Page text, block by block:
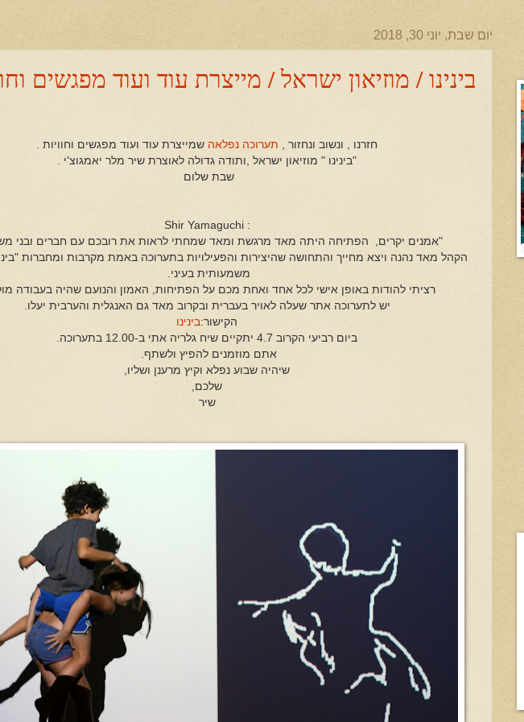
יום שבת, יוני 30, 2018
בינינו / מוזיאון ישראל / מייצרת עוד ועוד מפגשים
חזרנו , ונשוב ונחזור , תערוכה נפלאה שמייצרת עוד ועוד מפגשים וחוויות .
"בינינו " מוזיאון ישראל ,ותודה גדולה לאוצרת שיר מלר יאמגוצ'י .
שבת שלום
: Shir Yamaguchi‏
"אמנים יקרים, הפתיחה היתה מאד מרגשת ומאד שמחתי לראות את רובכם עם חברים ובני
הקהל מאד נהנה ויצא מחייך והתחושה שהיצירות והפעילויות בתערוכה באמת מקרבות ומחברות
משמעותית בעיני.
רציתי להודות באופן אישי לכל אחד ואחת מכם על הפתיחות, האמון והנועם שהיה בעבודה
יש לתערוכה אתר שעלה לאויר בעברית ובקרוב מאד גם האנגלית והערבית יעלו.
הקישור:בינינו
ביום רביעי הקרוב 4.7 יתקיים שיח גלריה אתי ב-12.00 בתערוכה.
אתם מוזמנים להפיץ ולשתף.
שיהיה שבוע נפלא וקיץ מרענן ושליו,
שלכם,
שיר